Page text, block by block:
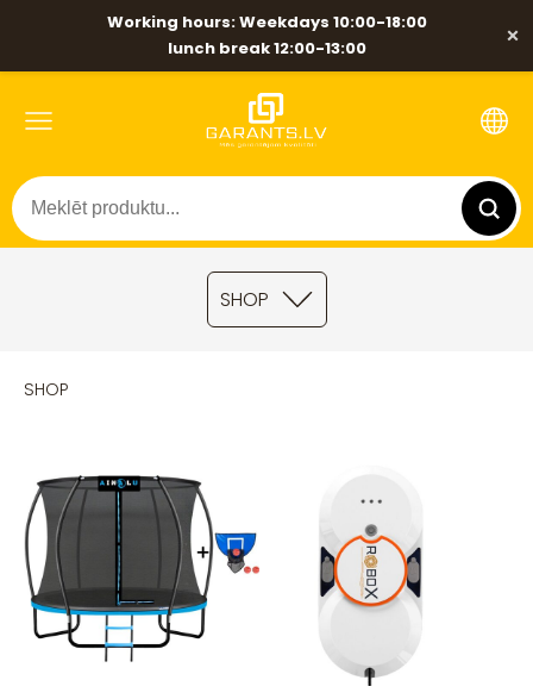
Working hours: Weekdays 10:00-18:00
lunch break 12:00-13:00
×
SHOP
SHOP